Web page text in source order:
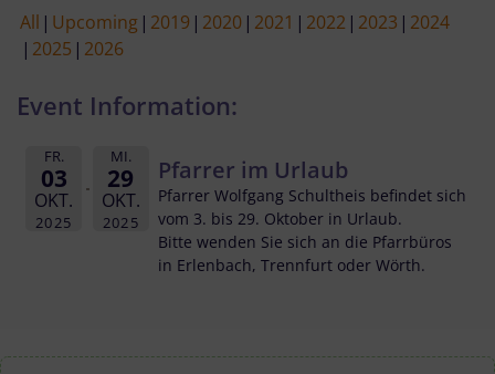
All Upcoming 2019 2020 2021 2022 2023 2024
2025 2026
Event Information:
FR.
03
OKT.
2025
MI.
29
OKT.
2025
Pfarrer im Urlaub
Pfarrer Wolfgang Schultheis befindet sich
vom 3. bis 29. Oktober in Urlaub.
Bitte wenden Sie sich an die Pfarrbüros
in Erlenbach, Trennfurt oder Wörth.